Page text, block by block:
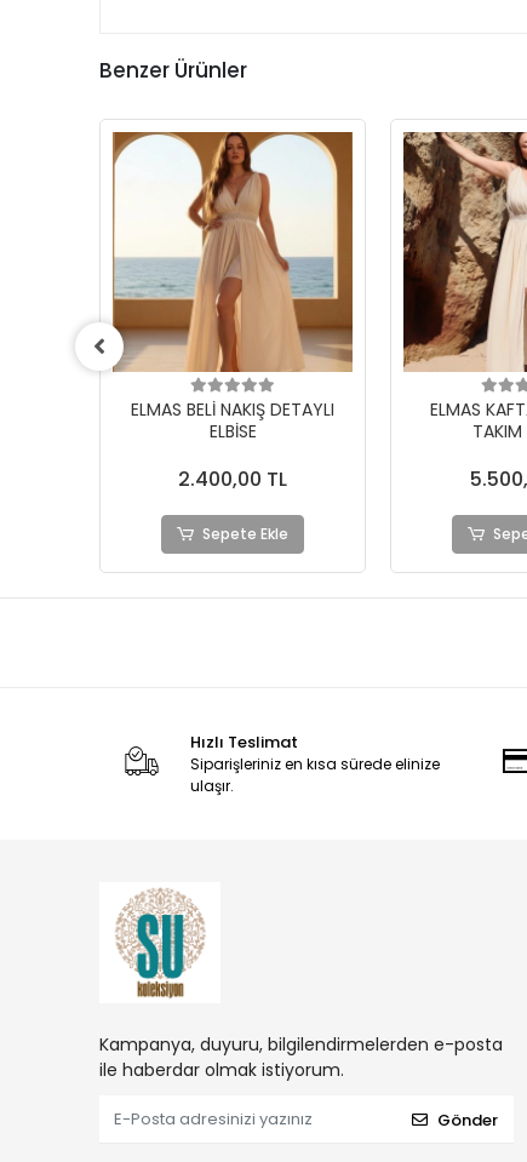
Benzer Ürünler
ELMAS KAFTAN & ELBİSE
TAKIM / Ekru
5.500,00 TL
Sepete Ekle
AZİZE
ELBİSE
Hızlı Teslimat
Siparişleriniz en kısa sürede elinize
ulaşır.
Kampanya, duyuru, bilgilendirmelerden e-posta
ile haberdar olmak istiyorum.
Gönder